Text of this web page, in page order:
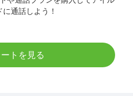
に通話しよう！
トを見る